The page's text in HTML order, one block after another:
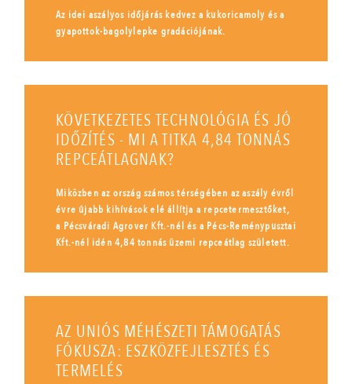
Az idei aszályos időjárás kedvez a kukoricamoly és a
gyapottok-bagolylepke gradációjának.
KÖVETKEZETES TECHNOLÓGIA ÉS JÓ
IDŐZÍTÉS - MI A TITKA 4,84 TONNÁS
REPCEÁTLAGNAK?
Miközben az ország számos térségében az aszály évről
évre újabb kihívások elé állítja a repcetermesztőket,
a Pécsváradi Agrover Kft.-nél és a Pécs-Reménypusztai
Kft.-nél idén 4,84 tonnás üzemi repceátlag született.
AZ UNIÓS MÉHÉSZETI TÁMOGATÁS
FÓKUSZA: ESZKÖZFEJLESZTÉS ÉS
TERMELÉS